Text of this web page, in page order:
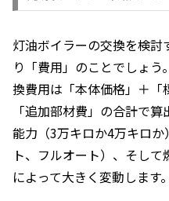
灯油ボイラーの交換を検
り「費用」のことでしょ
換費用は「本体価格」＋「
「追加部材費」の合計で
能力（3万キロか4万キロ
ト、フルオート）、そして
によって大きく変動します。